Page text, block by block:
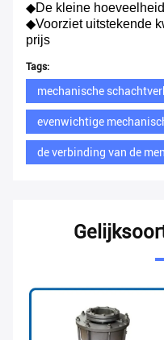
◆De kleine
◆Voorziet uitstekende
prijs
Tags:
mechanische
evenwichtige
de verbinding van de